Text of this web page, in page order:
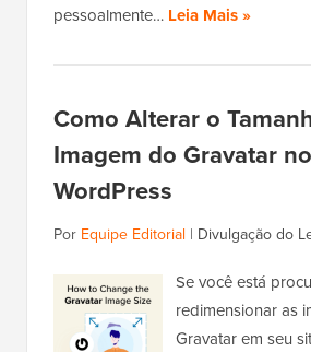
pessoalmente… Leia Mais »
Como Alterar o
Imagem do Gravatar no
WordPress
Por Equipe Editorial | Divulgação do
Se você está
redimensionar as
Gravatar em seu